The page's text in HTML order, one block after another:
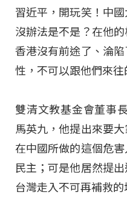
習近平，開玩笑！中
沒辦法是不是？在他
香港沒有前途了、淪
性，不可以跟他們來往
雙清文教基金會董事
馬英九，他提出來要
在中國所做的這個危
民主；可是他居然提
台灣走入不可再補救的